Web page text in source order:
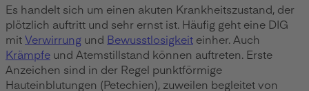
Es handelt sich um einen akuten Krankheitszustand, der
plötzlich auftritt und sehr ernst ist. Häufig geht eine DIG
mitVerwirrung und Bewusstlosigkeit einher. Auch
Krämpfe und Atemstillstand können auftreten. Erste
Anzeichen sind in der Regel punktförmige
Hauteinblutungen (Petechien), zuweilen begleitet von